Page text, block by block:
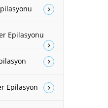
Epilasyonu
Epilasyon